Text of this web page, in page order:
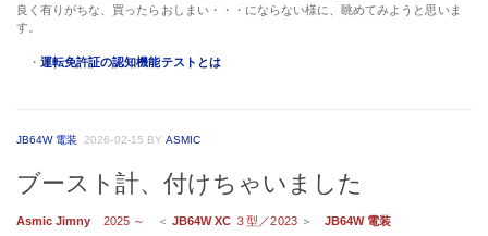
良く有りがちな、買ったらおしまい・・・にならない様に、眺めてみようと思いま
す。
・運転免許証の認知機能テストとは
JB64W 電装 2026-02-15 BY ASMIC
ブースト計、付けちゃいました
Asmic Jimny 2025 ～ ＜ JB64W XC ３型／2023＞ JB64W 電装